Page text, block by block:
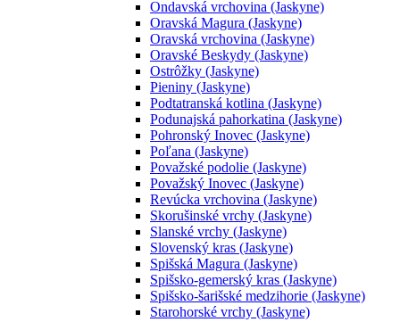
Ondavská vrchovina (Jaskyne)
Oravská Magura (Jaskyne)
Oravská vrchovina (Jaskyne)
Oravské Beskydy (Jaskyne)
Ostrôžky (Jaskyne)
Pieniny (Jaskyne)
Podtatranská kotlina (Jaskyne)
Podunajská pahorkatina (Jaskyne)
Pohronský Inovec (Jaskyne)
Poľana (Jaskyne)
Považské podolie (Jaskyne)
Považský Inovec (Jaskyne)
Revúcka vrchovina (Jaskyne)
Skorušinské vrchy (Jaskyne)
Slanské vrchy (Jaskyne)
Slovenský kras (Jaskyne)
Spišská Magura (Jaskyne)
Spišsko-gemerský kras (Jaskyne)
Spišsko-šarišské medzihorie (Jaskyne)
Starohorské vrchy (Jaskyne)